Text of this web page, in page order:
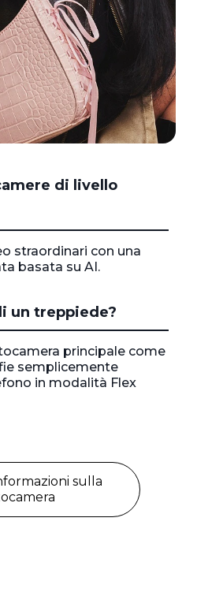
di livello
straordinari con una
basata su AI.
un treppiede?
principale come
semplicemente
in modalità Flex
sulla